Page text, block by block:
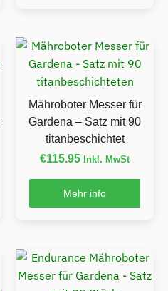
Mähroboter Messer für
Gardena – Satz mit 90
titanbeschichtet
€115.95 Inkl. MwSt
Mehr info